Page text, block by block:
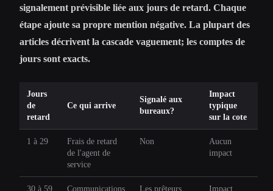
signalement prévisible liée aux jours de retard. Chaque
étape ajoute sa propre mention négative. La plupart des
articles décrivent la cascade vaguement; les comptes de
jours sont exacts.
Jours
de
retard
Ce qui arrive
Signalé aux
bureaux?
Impact
typique
sur la cote
1 à 29
Frais de retard
de l'agent de
service
Non
Aucun
impact
30 à 59
Communications
Les prêteurs
Impact